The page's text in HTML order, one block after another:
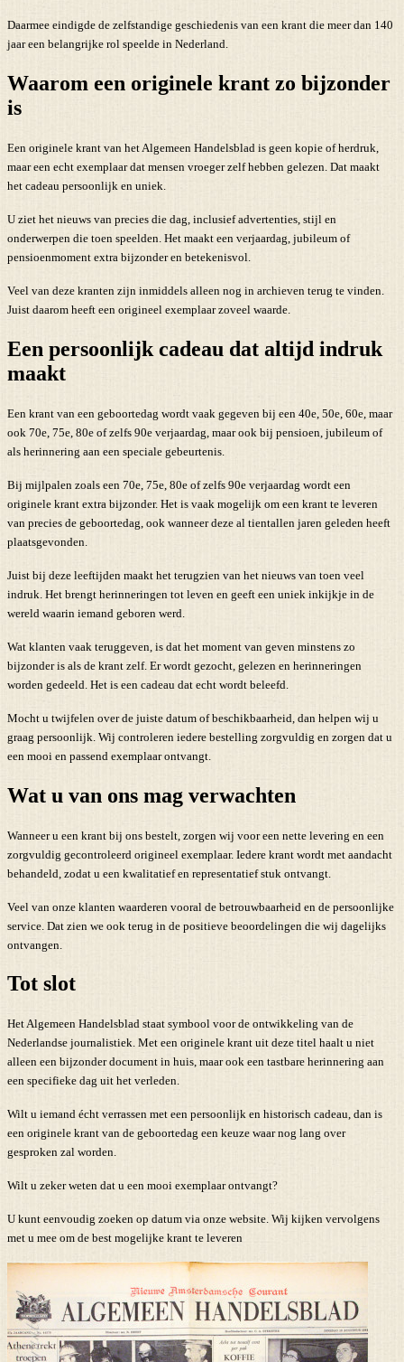
Daarmee eindigde de zelfstandige geschiedenis van een krant die meer dan 140
jaar een belangrijke rol speelde in Nederland.
Waarom een originele krant zo bijzonder
is
Een originele krant van het Algemeen Handelsblad is geen kopie of herdruk,
maar een echt exemplaar dat mensen vroeger zelf hebben gelezen. Dat maakt
het cadeau persoonlijk en uniek.
U ziet het nieuws van precies die dag, inclusief advertenties, stijl en
onderwerpen die toen speelden. Het maakt een verjaardag, jubileum of
pensioenmoment extra bijzonder en betekenisvol.
Veel van deze kranten zijn inmiddels alleen nog in archieven terug te vinden.
Juist daarom heeft een origineel exemplaar zoveel waarde.
Een persoonlijk cadeau dat altijd indruk
maakt
Een krant van een geboortedag wordt vaak gegeven bij een 40e, 50e, 60e, maar
ook 70e, 75e, 80e of zelfs 90e verjaardag, maar ook bij pensioen, jubileum of
als herinnering aan een speciale gebeurtenis.
Bij mijlpalen zoals een 70e, 75e, 80e of zelfs 90e verjaardag wordt een
originele krant extra bijzonder. Het is vaak mogelijk om een krant te leveren
van precies de geboortedag, ook wanneer deze al tientallen jaren geleden heeft
plaatsgevonden.
Juist bij deze leeftijden maakt het terugzien van het nieuws van toen veel
indruk. Het brengt herinneringen tot leven en geeft een uniek inkijkje in de
wereld waarin iemand geboren werd.
Wat klanten vaak teruggeven, is dat het moment van geven minstens zo
bijzonder is als de krant zelf. Er wordt gezocht, gelezen en herinneringen
worden gedeeld. Het is een cadeau dat echt wordt beleefd.
Mocht u twijfelen over de juiste datum of beschikbaarheid, dan helpen wij u
graag persoonlijk. Wij controleren iedere bestelling zorgvuldig en zorgen dat u
een mooi en passend exemplaar ontvangt.
Wat u van ons mag verwachten
Wanneer u een krant bij ons bestelt, zorgen wij voor een nette levering en een
zorgvuldig gecontroleerd origineel exemplaar. Iedere krant wordt met aandacht
behandeld, zodat u een kwalitatief en representatief stuk ontvangt.
Veel van onze klanten waarderen vooral de betrouwbaarheid en de persoonlijke
service. Dat zien we ook terug in de positieve beoordelingen die wij dagelijks
ontvangen.
Tot slot
Het Algemeen Handelsblad staat symbool voor de ontwikkeling van de
Nederlandse journalistiek. Met een originele krant uit deze titel haalt u niet
alleen een bijzonder document in huis, maar ook een tastbare herinnering aan
een specifieke dag uit het verleden.
Wilt u iemand écht verrassen met een persoonlijk en historisch cadeau, dan is
een originele krant van de geboortedag een keuze waar nog lang over
gesproken zal worden.
Wilt u zeker weten dat u een mooi exemplaar ontvangt?
U kunt eenvoudig zoeken op datum via onze website. Wij kijken vervolgens
met u mee om de best mogelijke krant te leveren